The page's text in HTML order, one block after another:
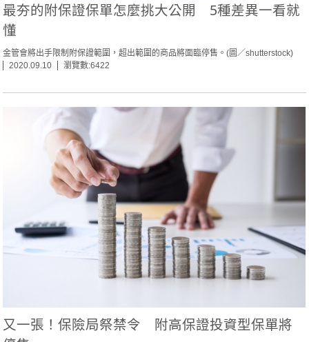
最夯的附保證保單怎麼挑大公開 5種差異一看就
懂
金管會將出手限制附保證範圍，超出範圍的商品將面臨停售。(圖／shutterstock)
2020.09.10
瀏覽數:6422
又一張！保險局祭禁令 附高保證投資型保單將